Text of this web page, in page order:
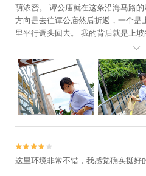
荫浓密。 谭公庙就在这条沿海马路
方向是去往谭公庙然后折返，一个是
里平行调头回去。 我的背后就是上
拍了好久，后来发现绿荫里面是公墓
涛，是一片 临海 的高地，但是....还
这个岔路口坐着，玩着无人机。 一
来，朝着这个上坡骑去。他们的儿子
下午3点左右了，还有人在跑步，裸
和刚才的沿海马路有一条平行的小巷



这里环境非常不错，我感觉确实挺好